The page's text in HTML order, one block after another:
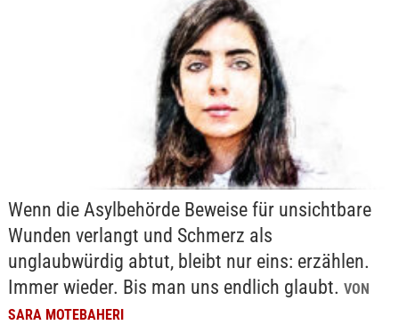
Wenn die Asylbehörde Beweise für unsichtbare
Wunden verlangt und Schmerz als
unglaubwürdig abtut, bleibt nur eins: erzählen.
Immer wieder. Bis man uns endlich glaubt. VON
SARA MOTEBAHERI